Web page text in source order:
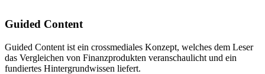
Guided Content
Guided Content ist ein crossmediales Konzept, welches dem Leser
das Vergleichen von Finanzprodukten veranschaulicht und ein
fundiertes Hintergrundwissen liefert.